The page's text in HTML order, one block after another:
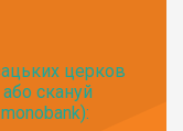
церков
або скануй